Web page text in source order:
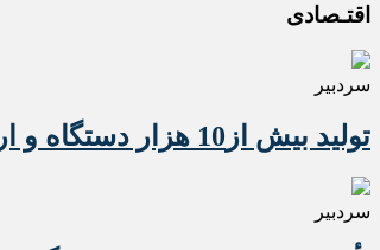
اقتـصادی
سردبیر
تولید بیش از10 هزار دستگاه و ارزآوری افزون بر 10 میلیون دلاری تراکتور برای کشور
سردبیر